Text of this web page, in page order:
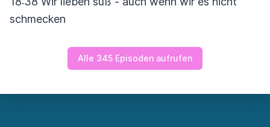
schmecken
Alle 345 Episoden aufrufen